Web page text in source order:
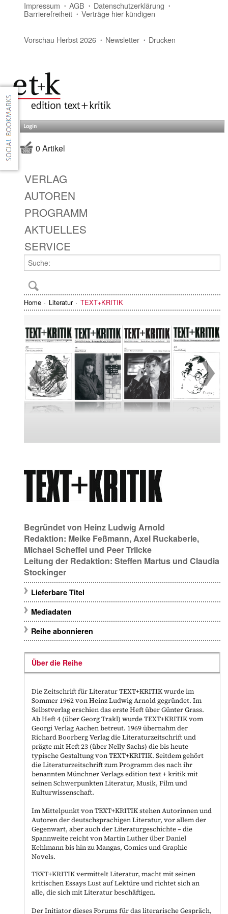
Impressum AGB Datenschutzerklärung
Barrierefreiheit Verträge hier kündigen
Vorschau Herbst 2026 Newsletter Drucken
Login
0 Artikel
VERLAG
AUTOREN
PROGRAMM
AKTUELLES
SERVICE
Home Literatur TEXT+KRITIK
Begründet von Heinz Ludwig Arnold
Redaktion: Meike Feßmann,Axel Ruckaberle,
Michael Scheffel und Peer Trilcke
Leitung der Redaktion: Steffen Martus und Claudia
Stockinger
Lieferbare Titel
Mediadaten
Reihe abonnieren
Über die Reihe
Die Zeitschrift für Literatur TEXT+KRITIK wurde im
Sommer 1962 von Heinz Ludwig Arnold gegründet. Im
Selbstverlag erschien das erste Heft über Günter Grass.
Ab Heft 4 (über Georg Trakl) wurde TEXT+KRITIK vom
Georgi Verlag Aachen betreut. 1969 übernahm der
Richard Boorberg Verlag die Literaturzeitschrift und
prägte mit Heft 23 (über Nelly Sachs) die bis heute
typische Gestaltung von TEXT+KRITIK. Seitdem gehört
die Literaturzeitschrift zum Programm des nach ihr
benannten Münchner Verlags edition text + kritik mit
seinen Schwerpunkten Literatur, Musik, Film und
Kulturwissenschaft.
Im Mittelpunkt von TEXT+KRITIK stehen Autorinnen und
Autoren der deutschsprachigen Literatur, vor allem der
Gegenwart, aber auch der Literaturgeschichte – die
Spannweite reicht von Martin Luther über Daniel
Kehlmann bis hin zu Mangas, Comics und Graphic
Novels.
TEXT+KRITIK vermittelt Literatur, macht mit seinen
kritischen Essays Lust auf Lektüre und richtet sich an
alle, die sich mit Literatur beschäftigen.
Der Initiator dieses Forums für das literarische Gespräch,